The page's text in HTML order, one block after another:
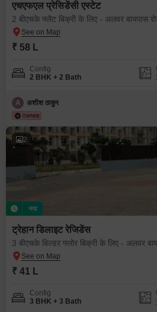
एचएफएल प्रेसिडेंसी एस्टेट
2 बीएचके फ्लैट बिक्री के लिए - अलवर बायपास
₹ 58 L
Config
2 BHK + 2 Bath
A अशीश ठाकुर
2
नया
ट्रेहान डिलाइट रेजिडेंस
3 बीएचके बिल्डर फ्लोर बिक्री के लिए - अलवर
₹ 41 L
Config
3 BHK + 3 Bath